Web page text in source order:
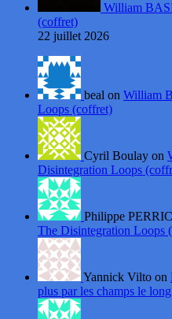
William
(coffret)
22 juillet 2026
beal on William
Loops (coffret)
Cyril Boulay on
Disintegration Loops
Philippe
The Disintegration Loops
Yannick Vilto on
plus par les champs le